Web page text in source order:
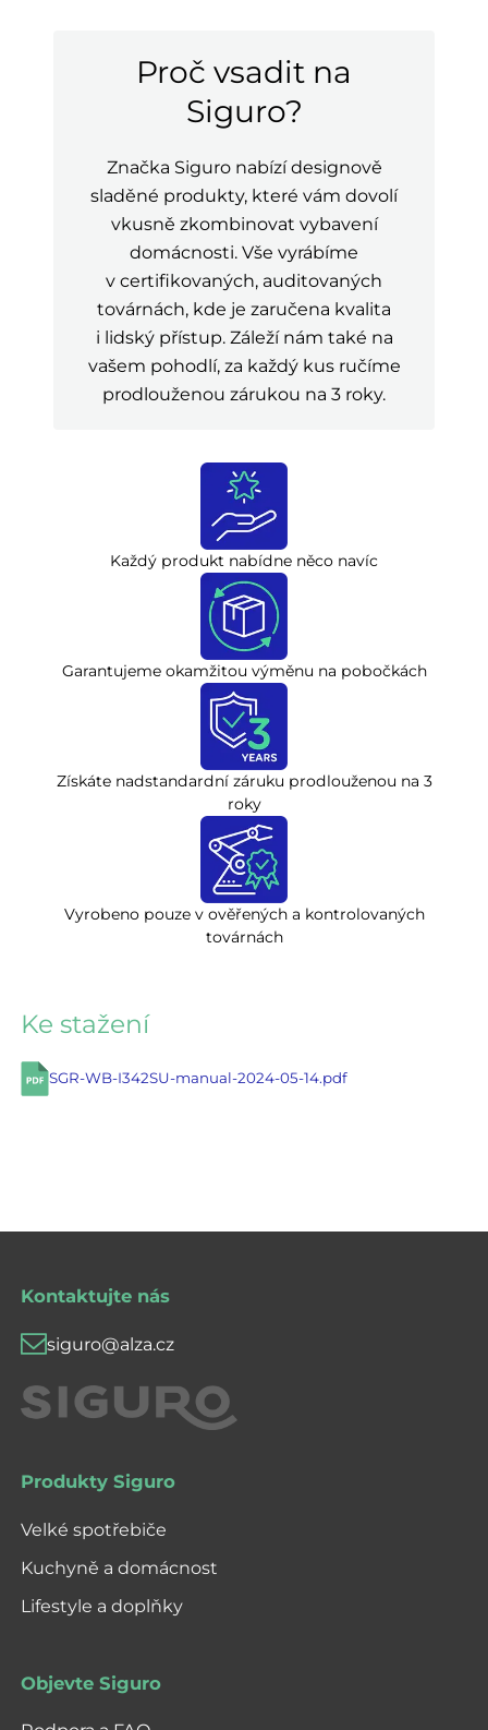
Proč vsadit na
Siguro?
Značka Siguro nabízí designově
sladěné produkty, které vám dovolí
vkusně zkombinovat vybavení
domácnosti. Vše vyrábíme
v certifikovaných, auditovaných
továrnách, kde je zaručena kvalita
i lidský přístup. Záleží nám také na
vašem pohodlí, za každý kus ručíme
prodlouženou zárukou na 3 roky.
Každý produkt nabídne něco navíc
Garantujeme okamžitou výměnu na pobočkách
Získáte nadstandardní záruku prodlouženou na 3
roky
Vyrobeno pouze v ověřených a kontrolovaných
továrnách
Ke stažení
SGR-WB-I342SU-manual-2024-05-14.pdf
Kontaktujte nás
siguro@alza.cz
Produkty Siguro
Velké spotřebiče
Kuchyně a domácnost
Lifestyle a doplňky
Objevte Siguro